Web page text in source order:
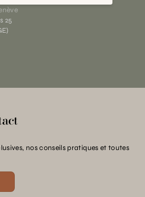
25
nos conseils pratiques et toutes